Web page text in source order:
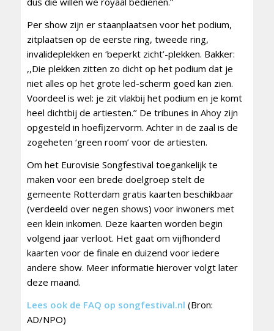
Per show zijn er staanplaatsen voor het podium,
zitplaatsen op de eerste ring, tweede ring,
invalideplekken en ‘beperkt zicht’-plekken. Bakker:
,,Die plekken zitten zo dicht op het podium dat je
niet alles op het grote led-scherm goed kan zien.
Voordeel is wel: je zit vlakbij het podium en je komt
heel dichtbij de artiesten.’’ De tribunes in Ahoy zijn
opgesteld in hoefijzervorm. Achter in de zaal is de
zogeheten ‘green room’ voor de artiesten.
Om het Eurovisie Songfestival toegankelijk te
maken voor een brede doelgroep stelt de
gemeente Rotterdam gratis kaarten beschikbaar
(verdeeld over negen shows) voor inwoners met
een klein inkomen. Deze kaarten worden begin
volgend jaar verloot. Het gaat om vijfhonderd
kaarten voor de finale en duizend voor iedere
andere show. Meer informatie hierover volgt later
deze maand.
Lees ook de FAQ op songfestival.nl (Bron:
AD/NPO)